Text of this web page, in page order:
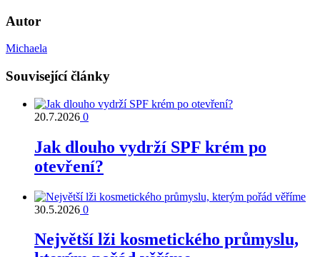
Autor
Michaela
Související články
20.7.2026 0
Jak dlouho vydrží SPF krém po
otevření?
30.5.2026 0
Největší lži kosmetického průmyslu,